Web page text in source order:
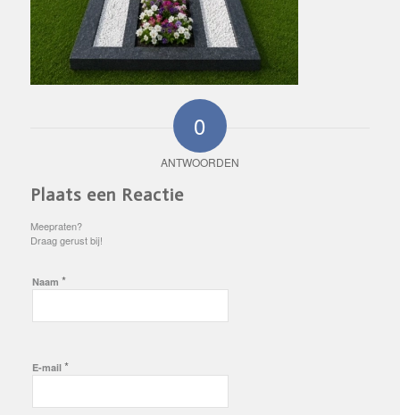
0
ANTWOORDEN
Plaats een Reactie
Meepraten?
Draag gerust bij!
Naam *
E-mail *